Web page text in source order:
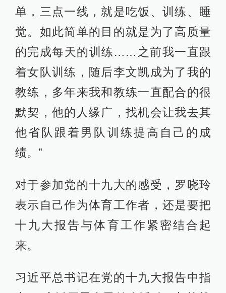
单，三点一线，就是吃饭、训练、睡
觉。如此简单的目的就是为了高质量
的完成每天的训练……之前我一直跟
着女队训练，随后李文凯成为了我的
教练，多年来我和教练一直配合的很
默契，他的人缘广，找机会让我去其
他省队跟着男队训练提高自己的成
绩。”
对于参加党的十九大的感受，罗晓玲
表示自己作为体育工作者，还是要把
十九大报告与体育工作紧密结合起
来。
习近平总书记在党的十九大报告中指